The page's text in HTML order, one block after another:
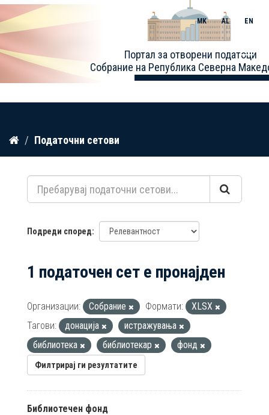
Прескокнете
содржина
Портал за отворени податоци
Собрание на Република Северна
MK AL EN
Toggle
Податочни сетови
Подреди според
1 податочен сет е пронајден
Организации: Собрание Формати:
XLSX
Тагови:
донација
истражувања
библиотека
библиотекар фонд
Филтрирај ги резултатите
Библиотечен фонд